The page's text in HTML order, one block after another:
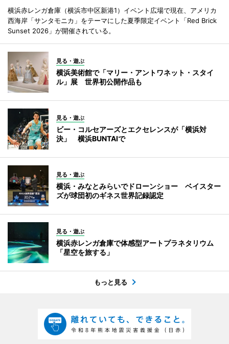
横浜赤レンガ倉庫（横浜市中区新港1）イベント広場で現在、アメリカ
西海岸「サンタモニカ」をテーマにした夏季限定イベント「Red Brick
Sunset 2026」が開催されている。
見る・遊ぶ
横浜美術館で「マリー・アントワネット・スタイ
ル」展 世界初公開作品も
見る・遊ぶ
ビー・コルセアーズとエクセレンスが「横浜対
決」 横浜BUNTAIで
見る・遊ぶ
横浜・みなとみらいでドローンショー ベイスター
ズが球団初のギネス世界記録認定
見る・遊ぶ
横浜赤レンガ倉庫で体感型アートプラネタリウム
「星空を旅する」
もっと見る